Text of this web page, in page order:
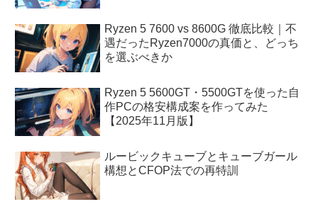
Ryzen 5 7600 vs 8600G 徹底比較｜不
遇だったRyzen7000の真価と、どっち
を選ぶべきか
Ryzen 5 5600GT・5500GTを使った自
作PCの格安構成案を作ってみた
【2025年11月版】
ルービックキューブとキューブガール
構想とCFOP法での再特訓